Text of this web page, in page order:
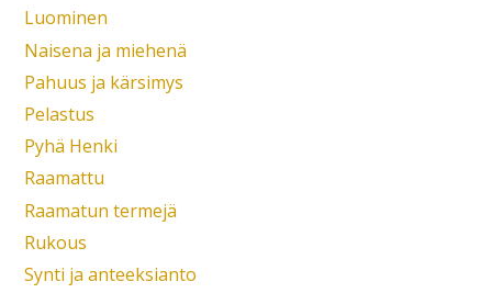
Luominen
Naisena ja miehenä
Pahuus ja kärsimys
Pelastus
Pyhä Henki
Raamattu
Raamatun termejä
Rukous
Synti ja anteeksianto